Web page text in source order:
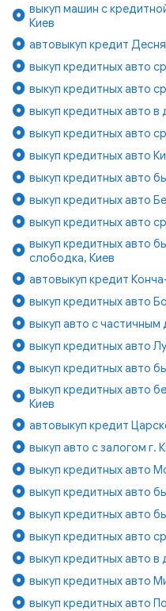
выкуп машин с
Киев
автовыкуп кредит
выкуп кредитных авто
выкуп кредитных авто
выкуп кредитных авто
выкуп кредитных авто
выкуп кредитных авто
выкуп кредитных авто
выкуп кредитных авто
выкуп кредитных авто
выкуп кредитных авто
слободка, Киев
автовыкуп кредит
выкуп кредитных авто
выкуп авто с частичным
выкуп кредитных авто
выкуп кредитных авто
выкуп кредитных авто
Киев
автовыкуп кредит
выкуп авто с залогом г.
выкуп кредитных авто
выкуп кредитных авто
выкуп кредитных авто
выкуп кредитных авто
выкуп кредитных авто
выкуп кредитных авто
выкуп кредитных авто